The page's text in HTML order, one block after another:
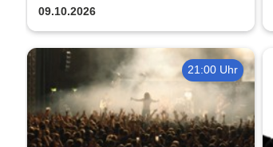
Kingdom
09.10.2026
21:00 Uhr